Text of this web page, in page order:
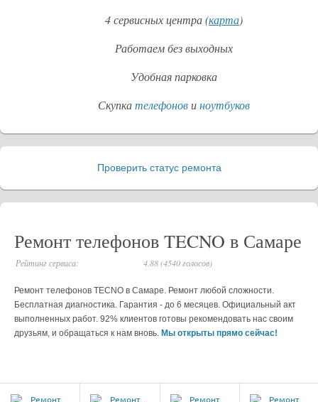
4 сервисных центра (карта)
Работаем без выходных
Удобная парковка
Скупкателефоновиноутбуков
Проверить статус ремонта
Ремонт телефонов TECNO в Самаре
Рейтинг сервиса: 4.88 (4540 голосов)
Ремонт телефонов TECNO в Самаре. Ремонт любой сложности.
Бесплатная диагностика. Гарантия - до 6 месяцев. Официальный акт
выполненных работ. 92% клиентов готовы рекомендовать нас своим
друзьям, и обращаться к нам вновь. Мы открыты прямо сейчас!